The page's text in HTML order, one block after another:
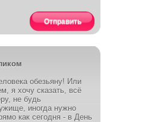
Отправить
обезьяну! Или
я хочу сказать, всё
не будь
иногда нужно
как сегодня - в День